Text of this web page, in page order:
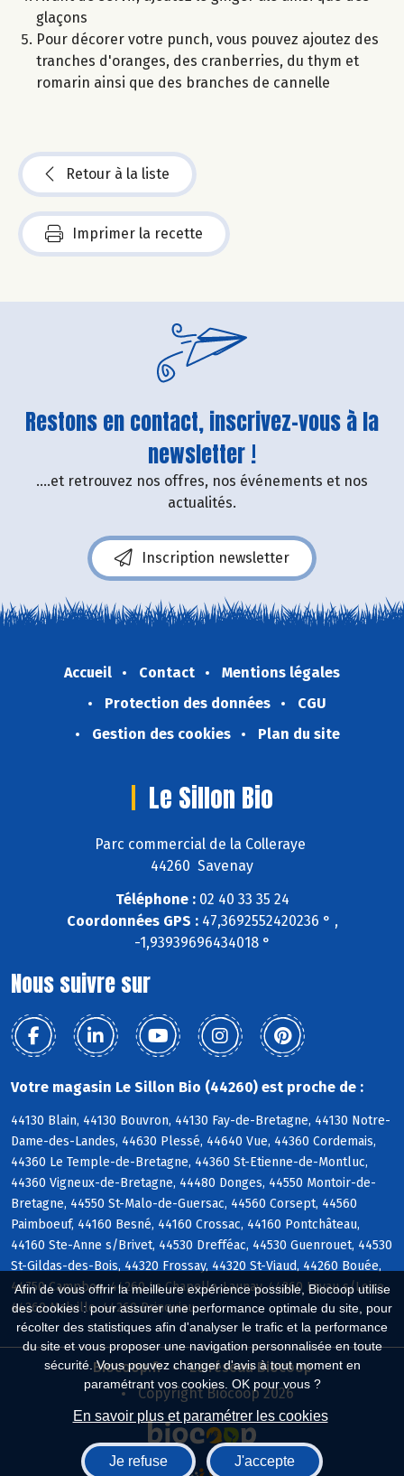
Afin de vous offrir la meilleure expérience possible, Biocoop utilise
des cookies : pour assurer une performance optimale du site, pour
récolter des statistiques afin d'analyser le trafic et la performance
du site et vous proposer une navigation personnalisée en toute
sécurité. Vous pouvez changer d'avis à tout moment en
paramétrant vos cookies. OK pour vous ?
En savoir plus et paramétrer les cookies
Je refuse J'accepte
glaçons
Pour décorer votre punch, vous pouvez ajoutez des
tranches d'oranges, des cranberries, du thym et
romarin ainsi que des branches de cannelle
Retour à la liste
Imprimer la recette
Restons en contact, inscrivez-vous à la
newsletter !
....et retrouvez nos offres, nos événements et nos
actualités.
Inscription newsletter
Accueil Contact
Mentions légales
Protection des données
CGU
Gestion des cookies
Plan du site
Le Sillon Bio
Parc commercial de la Colleraye
44260 Savenay
Téléphone :02 40 33 35 24
Coordonnées GPS :47,3692552420236 ° ,
-1,93939696434018 °
Nous suivre sur
Votre magasin Le Sillon Bio (44260) est proche de :
44130 Blain, 44130 Bouvron, 44130 Fay-de-Bretagne, 44130 Notre-
Dame-des-Landes, 44630 Plessé, 44640 Vue, 44360 Cordemais,
44360 Le Temple-de-Bretagne, 44360 St-Etienne-de-Montluc,
44360 Vigneux-de-Bretagne, 44480 Donges, 44550 Montoir-de-
Bretagne, 44550 St-Malo-de-Guersac, 44560 Corsept, 44560
Paimboeuf, 44160 Besné, 44160 Crossac, 44160 Pontchâteau,
44160 Ste-Anne s/Brivet, 44530 Drefféac, 44530 Guenrouet, 44530
St-Gildas-des-Bois, 44320 Frossay, 44320 St-Viaud, 44260 Bouée,
44750 Campbon, 44260 La Chapelle-Launay, 44260 Lavau s/Loire,
44260 Malville, 44260 Prinquiau
Biocoop.fr
Le réseau Biocoop
Copyright Biocoop 2026